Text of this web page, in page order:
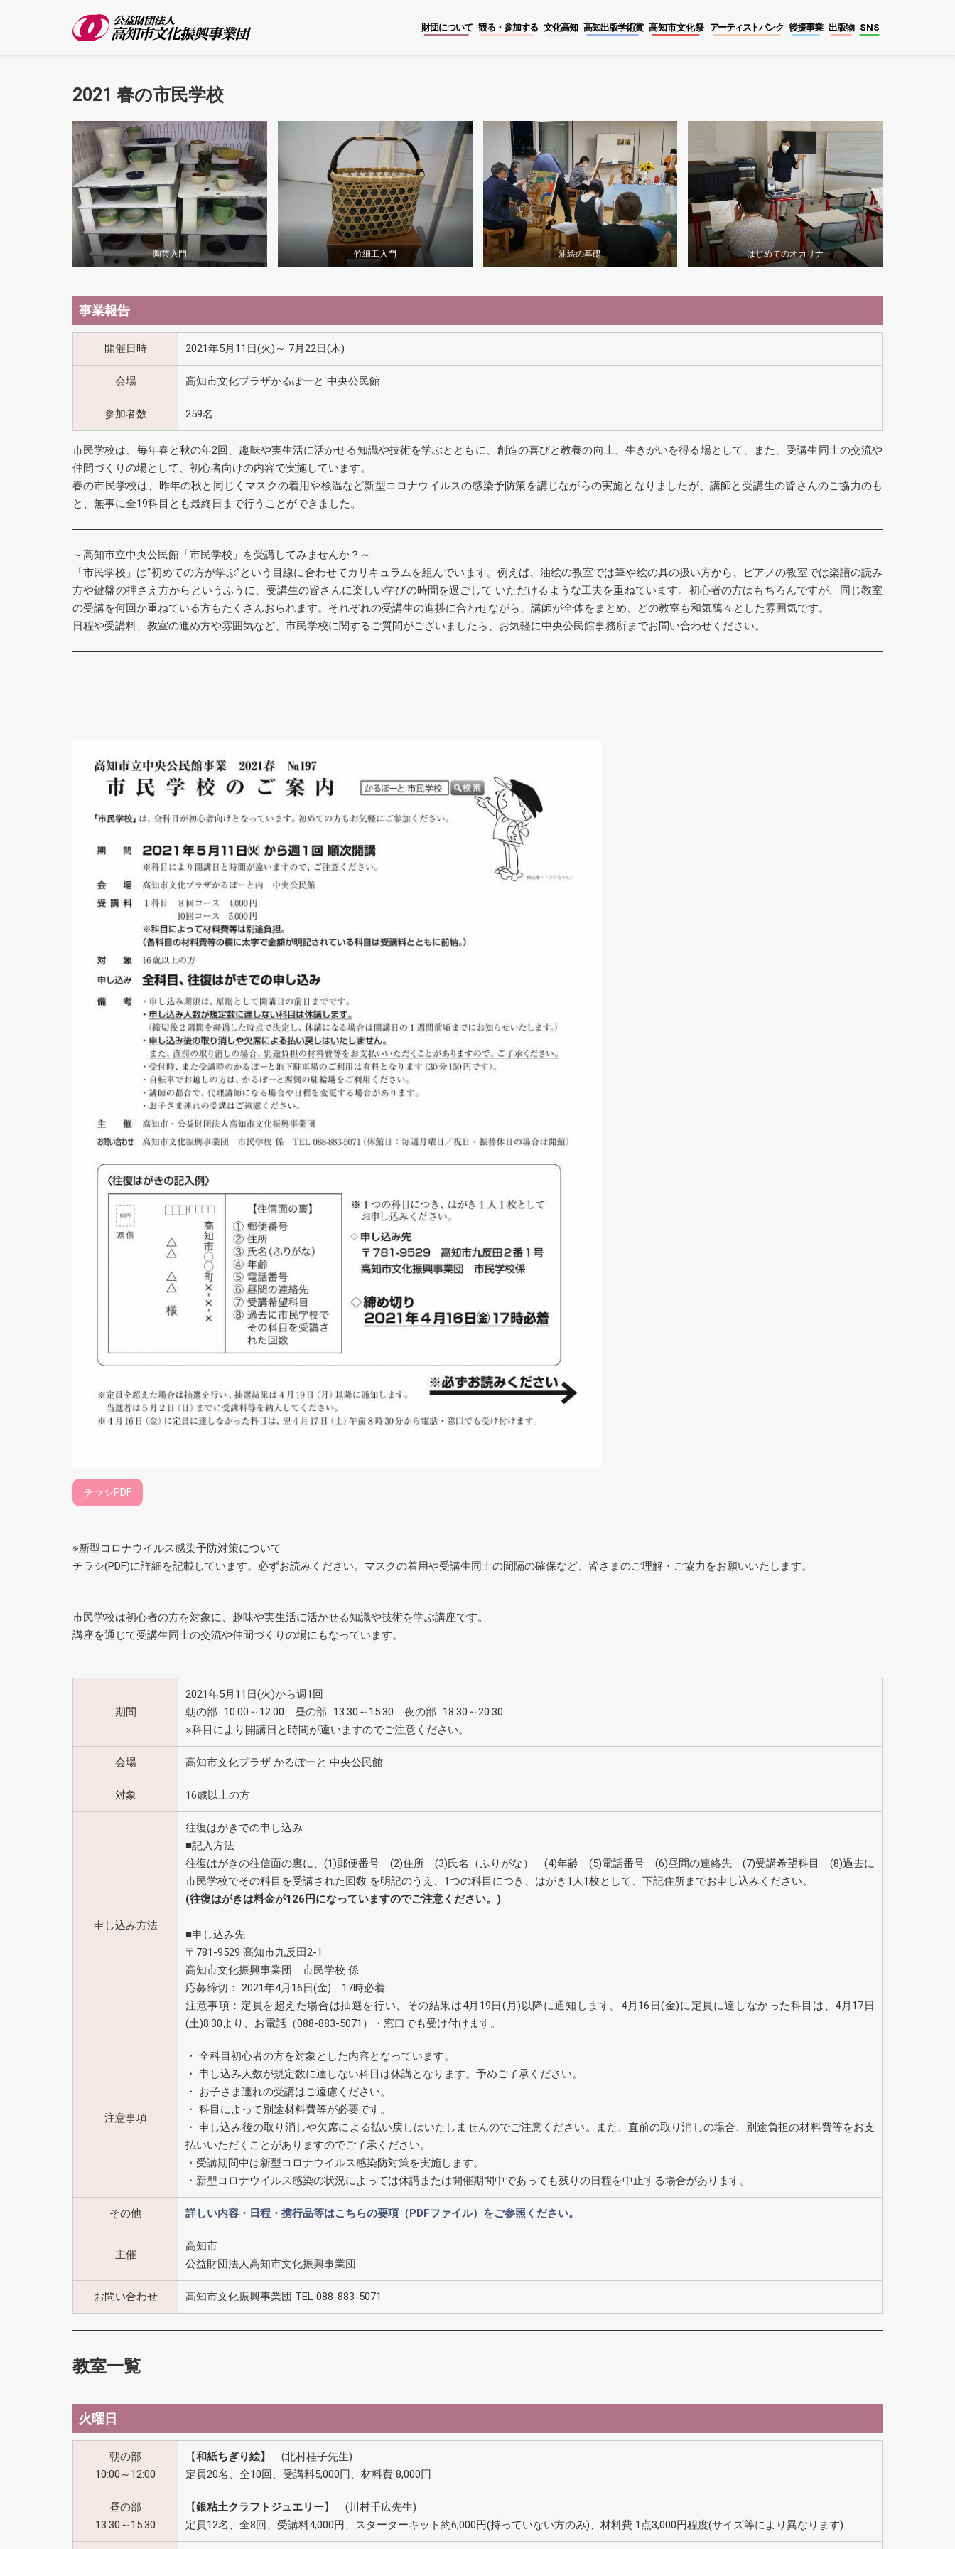
財団について 観る・参加する 文化高知 高知出版学術賞 高知市文化祭 アーティストバンク 後援事業 出版物 SNS
2021 春の市民学校
陶芸入門 竹細工入門 油絵の基礎 はじめてのオカリナ
事業報告
開催日時 2021年5月11日(火)～ 7月22日(木)
会場 高知市文化プラザかるぽーと 中央公民館
参加者数 259名
市民学校は、毎年春と秋の年2回、趣味や実生活に活かせる知識や技術を学ぶとともに、創造の喜びと教養の向上、生きがいを得る場として、また、受講生同士の交流や
仲間づくりの場として、初心者向けの内容で実施しています。
春の市民学校は、昨年の秋と同じくマスクの着用や検温など新型コロナウイルスの感染予防策を講じながらの実施となりましたが、講師と受講生の皆さんのご協力のも
と、無事に全19科目とも最終日まで行うことができました。
～高知市立中央公民館「市民学校」を受講してみませんか？～
「市民学校」は“初めての方が学ぶ”という目線に合わせてカリキュラムを組んでいます。例えば、油絵の教室では筆や絵の具の扱い方から、ピアノの教室では楽譜の読み
方や鍵盤の押さえ方からというふうに、受講生の皆さんに楽しい学びの時間を過ごして いただけるような工夫を重ねています。初心者の方はもちろんですが、同じ教室
の受講を何回か重ねている方もたくさんおられます。それぞれの受講生の進捗に合わせながら、講師が全体をまとめ、どの教室も和気藹々とした雰囲気です。
日程や受講料、教室の進め方や雰囲気など、市民学校に関するご質問がございましたら、お気軽に中央公民館事務所までお問い合わせください。
チラシPDF
※新型コロナウイルス感染予防対策について
チラシ(PDF)に詳細を記載しています。必ずお読みください。マスクの着用や受講生同士の間隔の確保など、皆さまのご理解・ご協力をお願いいたします。
市民学校は初心者の方を対象に、趣味や実生活に活かせる知識や技術を学ぶ講座です。
講座を通じて受講生同士の交流や仲間づくりの場にもなっています。
期間
2021年5月11日(火)から週1回
朝の部…10:00～12:00 昼の部…13:30～15:30 夜の部…18:30～20:30
※科目により開講日と時間が違いますのでご注意ください。
会場 高知市文化プラザ かるぽーと 中央公民館
対象 16歳以上の方
申し込み方法
往復はがきでの申し込み
■記入方法
往復はがきの往信面の裏に、(1)郵便番号 (2)住所 (3)氏名（ふりがな） (4)年齢 (5)電話番号 (6)昼間の連絡先 (7)受講希望科目 (8)過去に
市民学校でその科目を受講された回数 を明記のうえ、1つの科目につき、はがき1人1枚として、下記住所までお申し込みください。
(往復はがきは料金が126円になっていますのでご注意ください。)
■申し込み先
〒781-9529 高知市九反田2-1
高知市文化振興事業団 市民学校 係
応募締切： 2021年4月16日(金) 17時必着
注意事項：定員を超えた場合は抽選を行い、その結果は4月19日(月)以降に通知します。4月16日(金)に定員に達しなかった科目は、4月17日
(土)8:30より、お電話（088-883-5071）・窓口でも受け付けます。
注意事項
・ 全科目初心者の方を対象とした内容となっています。
・ 申し込み人数が規定数に達しない科目は休講となります。予めご了承ください。
・ お子さま連れの受講はご遠慮ください。
・ 科目によって別途材料費等が必要です。
・ 申し込み後の取り消しや欠席による払い戻しはいたしませんのでご注意ください。また、直前の取り消しの場合、別途負担の材料費等をお支
払いいただくことがありますのでご了承ください。
・受講期間中は新型コロナウイルス感染防対策を実施します。
・新型コロナウイルス感染の状況によっては休講または開催期間中であっても残りの日程を中止する場合があります。
その他 詳しい内容・日程・携行品等はこちらの要項（PDFファイル）をご参照ください。
主催
高知市
公益財団法人高知市文化振興事業団
お問い合わせ 高知市文化振興事業団 TEL 088-883-5071
教室一覧
火曜日
朝の部
10:00～12:00
【和紙ちぎり絵】
(北村桂子先生)
定員20名、全10回、受講料5,000円、材料費 8,000円
昼の部
13:30～15:30
【銀粘土クラフトジュエリー】 (川村千広先生)
定員12名、全8回、受講料4,000円、スターターキット約6,000円(持っていない方のみ)、材料費 1点3,000円程度(サイズ等により異なります)